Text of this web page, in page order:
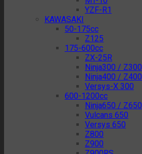
YZF-R1
KAWASAKI
50-175cc
Z125
175-600cc
ZX-25R
Ninja300 / Z300
Ninja400 / Z400
Versys-X 300
600-1200cc
Ninja650 / Z650
Vulcans 650
Versys 650
Z800
Z900